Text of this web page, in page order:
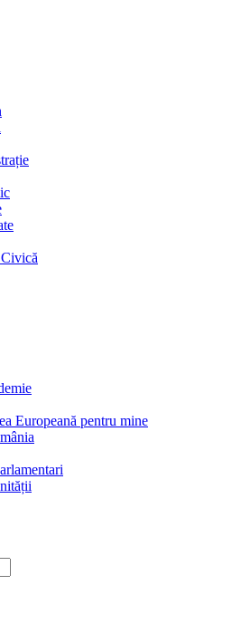
Europeană pentru mine